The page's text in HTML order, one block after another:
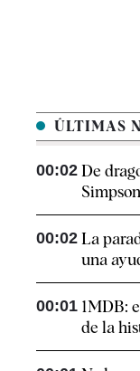
ÚLTIMAS
00:02 De
00:02 La
una
00:01 1MDB:
de la